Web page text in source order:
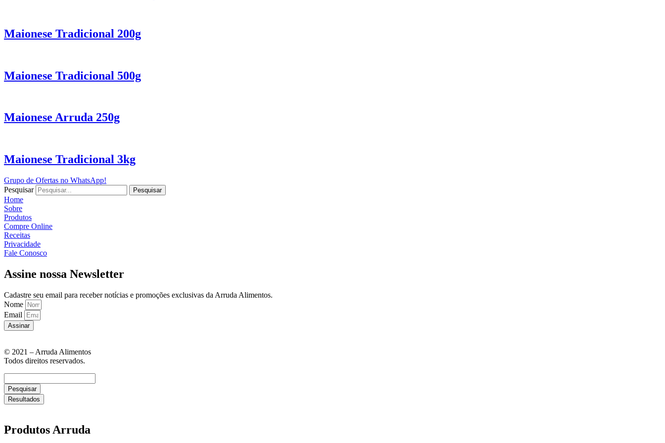
Maionese Tradicional 200g
Maionese Tradicional 500g
Maionese Arruda 250g
Maionese Tradicional 3kg
Grupo de Ofertas no WhatsApp!
Pesquisar
Pesquisar
Home
Sobre
Produtos
Compre Online
Receitas
Privacidade
Fale Conosco
Assine nossa Newsletter
Cadastre seu email para receber notícias e promoções exclusivas da Arruda Alimentos.
Nome
Email
Assinar
© 2021 – Arruda Alimentos
Todos direitos reservados.
Pesquisar
Resultados
Produtos Arruda